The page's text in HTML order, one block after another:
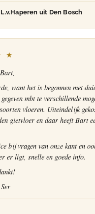
uit Den Bosch
★
want het is begonnen met
mbt te verschillende
vloeren. Uiteindelijk
gietvloer en daar heeft Bart
bij vragen van onze kant en
er ligt, snelle en goede info.